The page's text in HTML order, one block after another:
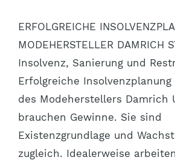
ERFOLGREICHE
MODEHERSTELLER DAMRICH
Insolvenz, Sanierung und
Erfolgreiche Insolvenzplanung
des Modeherstellers Damrich
brauchen Gewinne. Sie sind
Existenzgrundlage und
zugleich. Idealerweise